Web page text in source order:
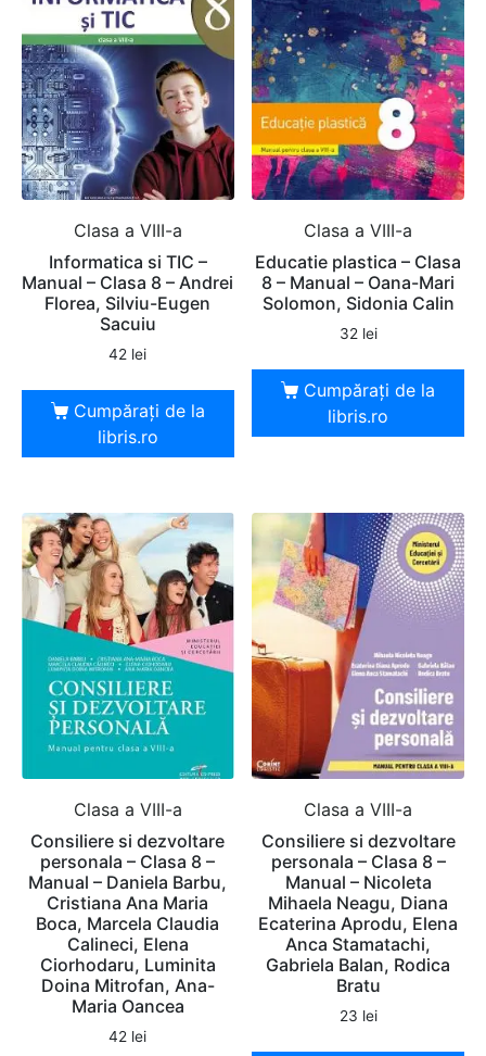
Clasa a VIII-a
Informatica si TIC –
Manual – Clasa 8 – Andrei
Florea, Silviu-Eugen
Sacuiu
42 lei
Cumpărați de la
libris.ro
Clasa a VIII-a
Educatie plastica – Clasa
8 – Manual – Oana-Mari
Solomon, Sidonia Calin
32 lei
Cumpărați de la
libris.ro
Clasa a VIII-a
Consiliere si dezvoltare
personala – Clasa 8 –
Manual – Daniela Barbu,
Cristiana Ana Maria
Boca, Marcela Claudia
Calineci, Elena
Ciorhodaru, Luminita
Doina Mitrofan, Ana-
Maria Oancea
42 lei
Clasa a VIII-a
Consiliere si dezvoltare
personala – Clasa 8 –
Manual – Nicoleta
Mihaela Neagu, Diana
Ecaterina Aprodu, Elena
Anca Stamatachi,
Gabriela Balan, Rodica
Bratu
23 lei